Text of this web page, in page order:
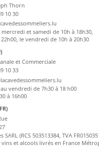
Thorn
10 30
et samedi de 10h à 18h30,
le vendredi de 10h à 20h30
et Commerciale
10 33
vendredi de 7h30 à 18 h00
à 16h00
et alcools livrés en France